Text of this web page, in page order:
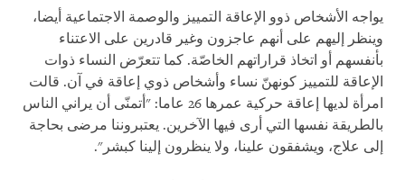
يواجه الأشخاص ذوو الإعاقة التمييز والوصمة الاجتماعية أيضا،
وينظر إليهم على أنهم عاجزون وغير قادرين على الاعتناء
بأنفسهم أو اتخاذ قراراتهم الخاصّة. كما تتعرّض النساء ذوات
الإعاقة للتمييز كونهنّ نساء وأشخاص ذوي إعاقة في آن. قالت
امرأة لديها إعاقة حركية عمرها 26 عاما: "أتمنّى أن يراني الناس
بالطريقة نفسها التي أرى فيها الآخرين. يعتبروننا مرضى بحاجة
إلى علاج، ويشفقون علينا، ولا ينظرون إلينا كبشر".